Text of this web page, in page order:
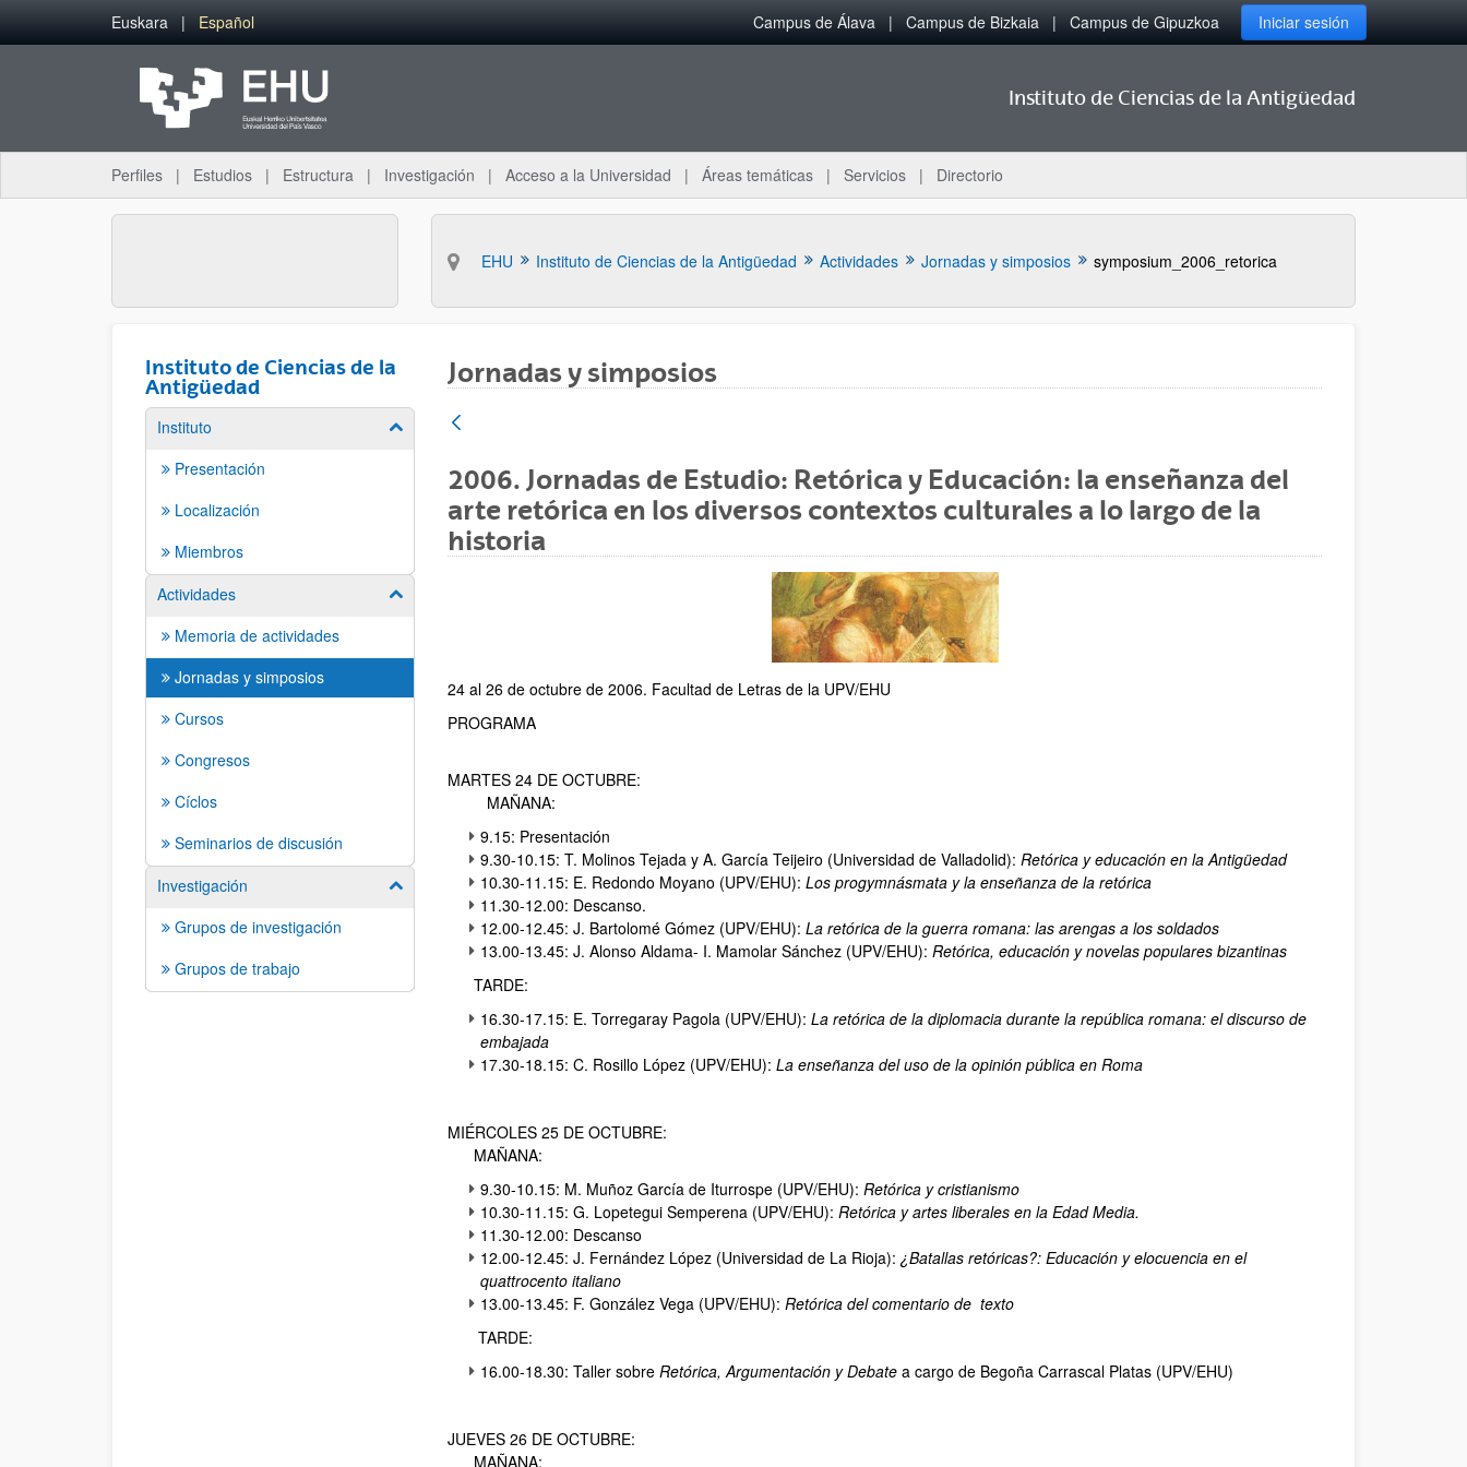
Saltar al contenido principal
Euskara Español Campus de Álava Campus de Bizkaia Campus de Gipuzkoa Iniciar sesión
Instituto de Ciencias de la Antigüedad
Perfiles Estudios Estructura Investigación Acceso a la Universidad Áreas temáticas Servicios Directorio
EHU Instituto de Ciencias de la Antigüedad Actividades Jornadas y simposios symposium_2006_retorica
Instituto de Ciencias de la
Antigüedad
Instituto Mostrar/ocultar subpáginas
Presentación
Localización
Miembros
Actividades
Mostrar/ocultar subpáginas
Memoria de actividades
Jornadas y simposios
Cursos
Congresos
Cíclos
Seminarios de discusión
Investigación
Mostrar/ocultar subpáginas
Grupos de investigación
Grupos de trabajo
Jornadas y simposios
2006. Jornadas de Estudio: Retórica y Educación: la enseñanza del
arte retórica en los diversos contextos culturales a lo largo de la
historia
24 al 26 de octubre de 2006. Facultad de Letras de la UPV/EHU
PROGRAMA
MARTES 24 DE OCTUBRE:
MAÑANA:
9.15: Presentación
9.30-10.15: T. Molinos Tejada y A. García Teijeiro (Universidad de Valladolid): Retórica y educación en la Antigüedad
10.30-11.15: E. Redondo Moyano (UPV/EHU): Los progymnásmata y la enseñanza de la retórica
11.30-12.00: Descanso.
12.00-12.45: J. Bartolomé Gómez (UPV/EHU): La retórica de la guerra romana: las arengas a los soldados
13.00-13.45: J. Alonso Aldama- I. Mamolar Sánchez (UPV/EHU): Retórica, educación y novelas populares bizantinas
TARDE:
16.30-17.15: E. Torregaray Pagola (UPV/EHU): La retórica de la diplomacia durante la república romana: el discurso de
embajada
17.30-18.15: C. Rosillo López (UPV/EHU): La enseñanza del uso de la opinión pública en Roma
MIÉRCOLES 25 DE OCTUBRE:
MAÑANA:
9.30-10.15: M. Muñoz García de Iturrospe (UPV/EHU): Retórica y cristianismo
10.30-11.15: G. Lopetegui Semperena (UPV/EHU): Retórica y artes liberales en la Edad Media.
11.30-12.00: Descanso
12.00-12.45: J. Fernández López (Universidad de La Rioja): ¿Batallas retóricas?: Educación y elocuencia en el
quattrocento italiano
13.00-13.45: F. González Vega (UPV/EHU): Retórica del comentario de texto
TARDE:
16.00-18.30: Taller sobre Retórica, Argumentación y Debate a cargo de Begoña Carrascal Platas (UPV/EHU)
JUEVES 26 DE OCTUBRE:
MAÑANA: